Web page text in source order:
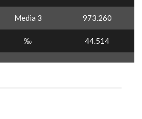
Media 3 973.260
‰ 44.514